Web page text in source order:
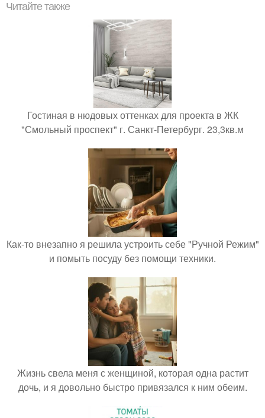
Читайте также
Гостиная в нюдовых оттенках для проекта в ЖК
"Смольный проспект" г. Санкт-Петербург. 23,3кв.м
Как-то внезапно я решила устроить себе "Ручной Режим"
и помыть посуду без помощи техники.
Жизнь свела меня с женщиной, которая одна растит
дочь, и я довольно быстро привязался к ним обеим.